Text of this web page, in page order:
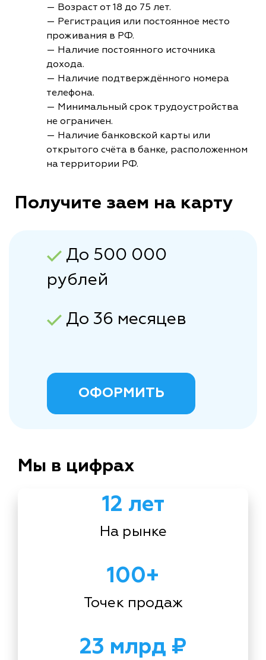
— Возраст от 18 до 75 лет.
— Регистрация или постоянное место
проживания в РФ.
— Наличие постоянного источника
дохода.
— Наличие подтверждённого номера
телефона.
— Минимальный срок трудоустройства
не ограничен.
— Наличие банковской карты или
открытого счёта в банке, расположенном
на территории РФ.
Получите заем на карту
До 500 000
рублей
До 36 месяцев
ОФОРМИТЬ
Мы в цифрах
12 лет
На рынке
100+
Точек продаж
23 млрд ₽